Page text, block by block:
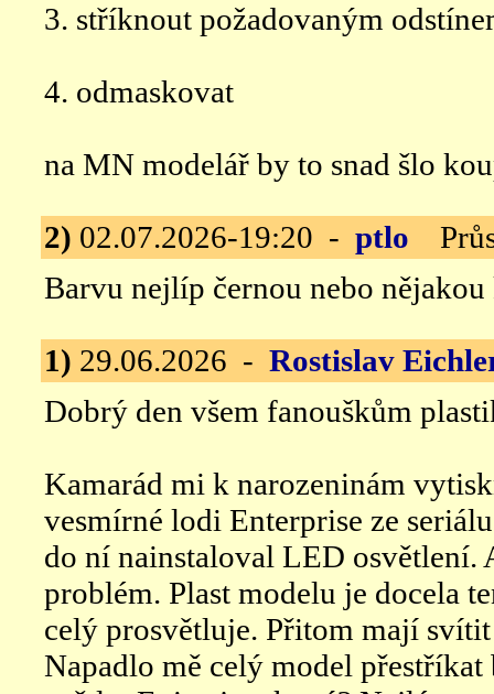
3. stříknout požadovaným
4. odmaskovat
na MN modelář by to snad šlo
2) 02.07.2026-19:20 - ptlo
Barvu nejlíp černou nebo
1) 29.06.2026 - Rostislav
Dobrý den všem fanouškům
Kamarád mi k narozeninám
vesmírné lodi Enterprise ze
do ní nainstaloval LED osvětlení.
problém. Plast modelu je docela
celý prosvětluje. Přitom mají
Napadlo mě celý model